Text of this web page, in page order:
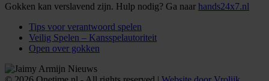
Gokken kan verslavend zijn. Hulp nodig? Ga naar hands24x7.nl
Tips voor verantwoord spelen
Veilig Spelen – Kansspelautoriteit
Open over gokken